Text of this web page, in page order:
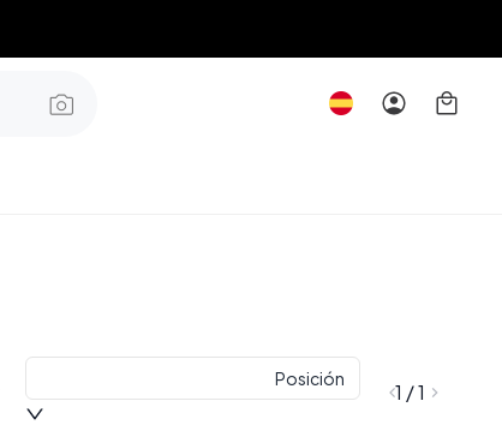
Posición
1 / 1